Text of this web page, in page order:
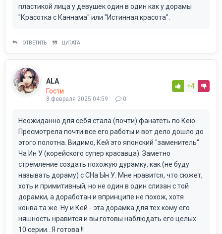
пластикой лица у девушек один в один как у дорамы
"Красотка с Каннама" или "Истинная красота".
ОТВЕТИТЬ ЦИТАТА
ALA
Гости
8 февраля 2025 04:59 0
+4
Неожиданно для себя стала (почти) фанатеть по Кею.
Пресмотрела почти все его работы и вот дело дошло до
этого полотна. Видимо, Кей это японский "заменитель"
Ча Ин У (корейского супер красавца). Заметно
стремление создать похожую дурамку, как (не буду
называть дораму) с CHа Ын У. Мне нравится, что сюжет,
хоть и примитивный, но не один в один слизан с той
дорамки, а доработан и впринципе не похож, хотя
конва та же. Ну и Кей - эта дорамка для тех кому его
няшность нравится и вы готовы наблюдать его целых
10 серии.. Я готова !!